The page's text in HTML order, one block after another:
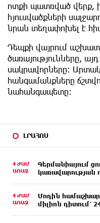
ԼՐԱՀՈՍ
4 ԺԱՄ
ԱՌԱՋ
Գերմանիայում
կառավարության
4 ԺԱՄ
ԱՌԱՋ
Մոդին
միլիոն դիտում՝
ոտքի պատռված վերք,
հյուսվածքների
նրան տեղափոխել է
Դեպքի վայրում
ծառայությունները,
սակրավորները։
հանգամանքները
նահանգապետը։